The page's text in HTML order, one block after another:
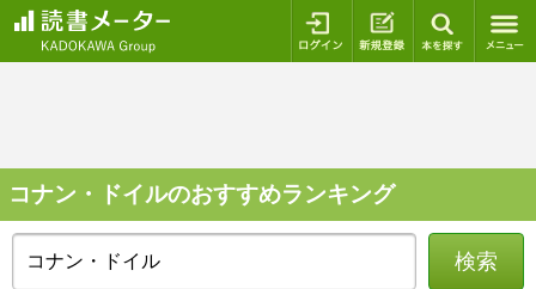
ログイン 新規登録
コナン・ドイルのおすすめランキング
検索